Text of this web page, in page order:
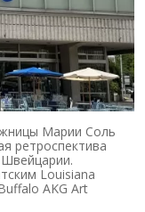
Марии Соль
ретроспектива
Louisiana
AKG Art